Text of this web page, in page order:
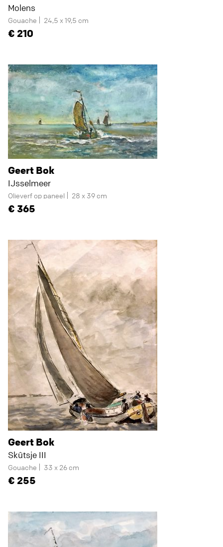
Molens
Gouache 24,5 x 19,5 cm
210
Geert Bok
IJsselmeer
Olieverf op paneel 28 x 39 cm
365
Geert Bok
Skûtsje III
Gouache 33 x 26 cm
255